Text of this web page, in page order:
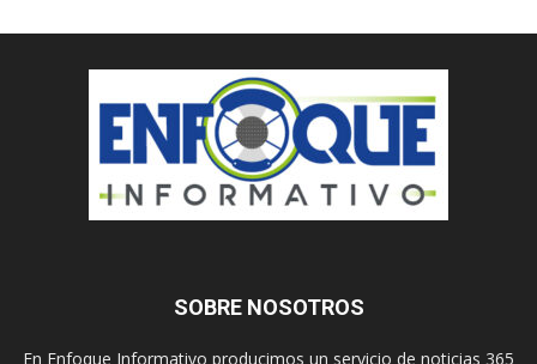
SOBRE NOSOTROS
En Enfoque Informativo producimos un servicio de noticias 365